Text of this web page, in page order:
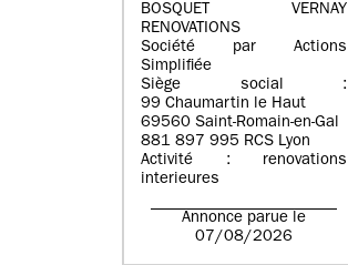
BOSQUET VERNAY
RENOVATIONS
Société par Actions
Simplifiée
Siège social :
99 Chaumartin le Haut
69560 Saint-Romain-en-Gal
881 897 995 RCS Lyon
Activité : renovations
interieures
Annonce parue le
07/08/2026